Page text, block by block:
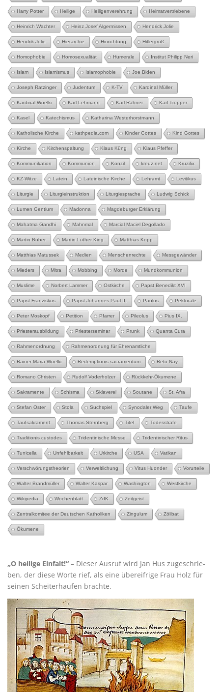
Harry Potter Heilige Heiligenverehrung Heimatvertriebene
Heinrich Wachter Heinz Josef Algermissen Hendrick Jolie
Hendrik Jolie Hierarchie Hinrichtung Hitlergruß
Homophobie Homosexualität Humerale Institut Philipp Neri
Islam Islamismus Islamophobie Joe Biden
Joseph Ratzinger Judentum K-TV Kardinal Müller
Kardinal Woelki Karl Lehmann Karl Rahner Karl Tropper
Kasel Katechismus Katharina Westerhorstmann
Katholische Kirche kathpedia.com Kinder Gottes Kind Gottes
Kirche Kirchenspaltung Klaus Küng Klaus Pfeffer
Kommunikation Kommunion Konzil kreuz.net Kruzifix
KZ-Witze Latein Lateinische Kirche Lehramt Levitikus
Liturgie Liturgieinstruktion Liturgiesprache Ludwig Schick
Lumen Gentium Madonna Magdeburger Erklärung
Mahatma Gandhi Mahnmal Marcial Maciel Degollado
Martin Buber Martin Luther King Matthias Kopp
Matthias Matussek Medien Menschenrechte Messgewänder
Mieders Mitra Mobbing Morde Mundkommunion
Muslime Norbert Lammer Ostkirche Papst Benedikt XVI
Papst Franziskus Papst Johannes Paul II. Paulus Pektorale
Peter Moskopf Petition Pfarrer Pileolus Pius IX.
Priesterausbildung Priesterseminar Prunk Quanta Cura
Rahmenordnung Rahmenordnung für Ehrenamtliche
Rainer Maria Woelki Redemptionis sacramentum Reto Nay
Romano Christen Rudolf Voderholzer Rückkehr-Ökumene
Sakramente Schisma Sklaverei Soutane St. Afra
Stefan Oster Stola Suchspiel Synodaler Weg Taufe
Taufsakrament Thomas Sternberg Titel Todesstrafe
Traditionis custodes Tridentinische Messe Tridentinischer Ritus
Tunicella Unfehlbarkeit Urkirche USA Vatikan
Verschwörungstheorien Verweltlichung Vitus Huonder Vorurteile
Walter Brandmüller Walter Kaspar Washington Westkirche
Wikipedia Wochenblatt ZdK Zeitgeist
Zentralkomitee der Deutschen Katholiken Zingulum Zölibat
Ökumene
„O hei­li­ge Ein­falt!“ – Die­ser Aus­ruf wird Jan Hus zuge­schrie­
ben, der die­se Wor­te rief, als eine über­eif­ri­ge Frau Holz für
sei­nen Schei­ter­hau­fen brachte.